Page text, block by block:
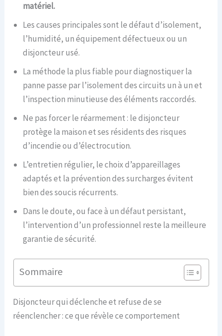
matériel.
Les causes principales sont le défaut d’isolement,
l’humidité, un équipement défectueux ou un
disjoncteur usé.
La méthode la plus fiable pour diagnostiquer la
panne passe par l’isolement des circuits un à un et
l’inspection minutieuse des éléments raccordés.
Ne pas forcer le réarmement : le disjoncteur
protège la maison et ses résidents des risques
d’incendie ou d’électrocution.
L’entretien régulier, le choix d’appareillages
adaptés et la prévention des surcharges évitent
bien des soucis récurrents.
Dans le doute, ou face à un défaut persistant,
l’intervention d’un professionnel reste la meilleure
garantie de sécurité.
Sommaire
Disjoncteur qui déclenche et refuse de se
réenclencher : ce que révèle ce comportement